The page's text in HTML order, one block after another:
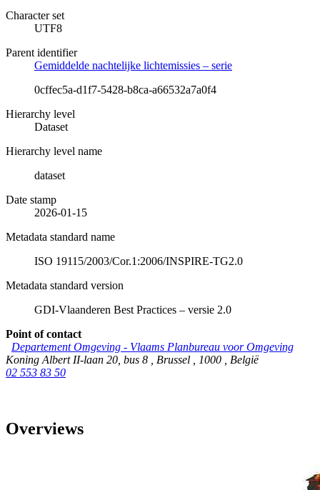
Character set
UTF8
Parent identifier
Gemiddelde nachtelijke lichtemissies – serie
0cffec5a-d1f7-5428-b8ca-a66532a7a0f4
Hierarchy level
Dataset
Hierarchy level name
dataset
Date stamp
2026-01-15
Metadata standard name
ISO 19115/2003/Cor.1:2006/INSPIRE-TG2.0
Metadata standard version
GDI-Vlaanderen Best Practices – versie 2.0
Point of contact
Departement Omgeving - Vlaams Planbureau voor Omgeving
Koning Albert II-laan 20, bus 8
Brussel 1000
België
02 553 83 50
Overviews